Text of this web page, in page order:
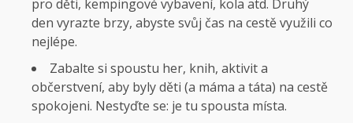
pro děti, kempingové vybavení, kola atd. Druhý
den vyrazte brzy, abyste svůj čas na cestě využili co
nejlépe.
Zabalte si spoustu her, knih, aktivit a
občerstvení, aby byly děti (a máma a táta) na cestě
spokojeni. Nestyďte se: je tu spousta místa.